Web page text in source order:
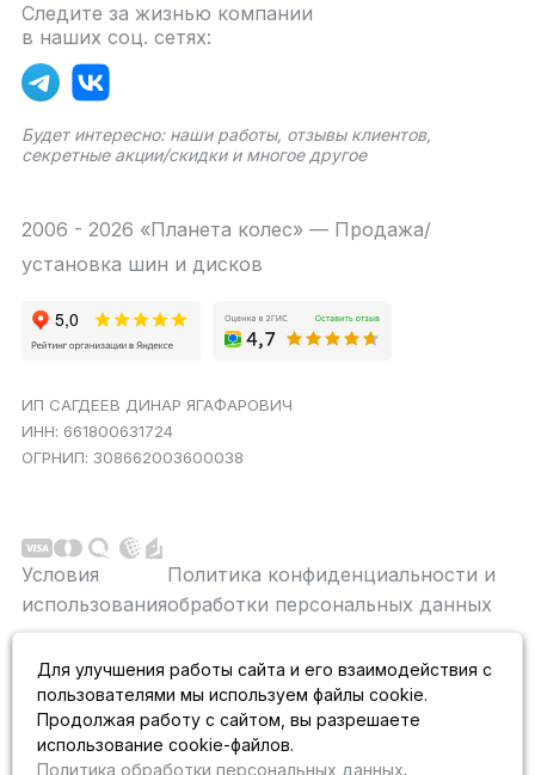
Следите за жизнью компании
в наших соц. сетях:
Будет интересно: наши работы, отзывы клиентов,
секретные акции/скидки и многое другое
2006 - 2026 «Планета колес» — Продажа/
установка шин и дисков
ИП САГДЕЕВ ДИНАР ЯГАФАРОВИЧ
ИНН: 661800631724
ОГРНИП: 308662003600038
Условия
использования
Политика конфиденциальности и
обработки персональных данных
публичной офертой не является. На данном
информационном ресурсе применяются
рекомендательные технологии.
Для улучшения работы сайта и его взаимодействия с
пользователями мы используем файлы cookie.
Продолжая работу с сайтом, вы разрешаете
использование cookie-файлов.
Политика обработки персональных данных.